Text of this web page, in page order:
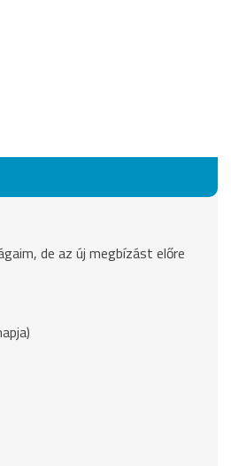
de az új megbízást előre